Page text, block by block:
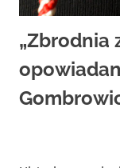
„Zbrodnia